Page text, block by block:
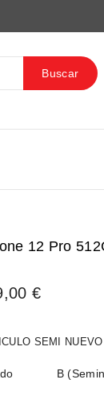
Buscar
12 Pro
€
SEMI
B